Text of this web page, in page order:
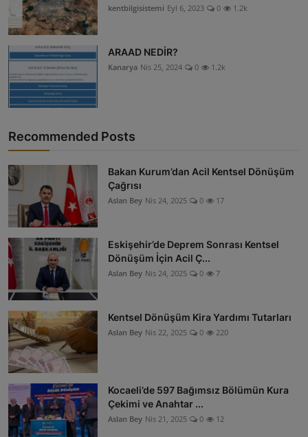
kentbilgisistemi Eyl 6, 2023 0 1.2k
ARAAD NEDİR?
Kanarya Nis 25, 2024 0 1.2k
Recommended Posts
Bakan Kurum’dan Acil Kentsel Dönüşüm
Çağrısı
Aslan Bey Nis 24, 2025 0 17
Eskişehir’de Deprem Sonrası Kentsel
Dönüşüm İçin Acil Ç...
Aslan Bey Nis 24, 2025 0 7
Kentsel Dönüşüm Kira Yardımı Tutarları
Aslan Bey Nis 22, 2025 0 220
Kocaeli’de 597 Bağımsız Bölümün Kura
Çekimi ve Anahtar ...
Aslan Bey Nis 21, 2025 0 12